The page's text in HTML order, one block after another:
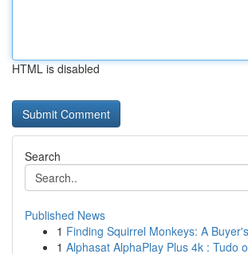
HTML is disabled
Search
Published News
1 Finding Squirrel Monkeys: A
1 Alphasat AlphaPlay Plus 4k : Tudo